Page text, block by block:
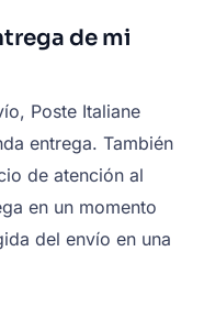
de mi
Poste Italiane
entrega. También
de atención al
en un momento
del envío en una